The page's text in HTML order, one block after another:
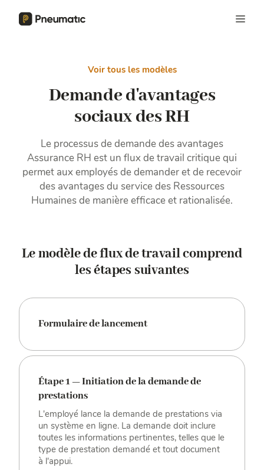
Voir tous les modèles
Demande d'avantages
sociaux des RH
Le processus de demande des avantages
Assurance RH est un flux de travail critique qui
permet aux employés de demander et de recevoir
des avantages du service des Ressources
Humaines de manière efficace et rationalisée.
Le modèle de flux de travail comprend
les étapes suivantes
Formulaire de lancement
Étape 1 — Initiation de la demande de
prestations
L'employé lance la demande de prestations via
un système en ligne. La demande doit inclure
toutes les informations pertinentes, telles que le
type de prestation demandé et tout document
à l'appui.